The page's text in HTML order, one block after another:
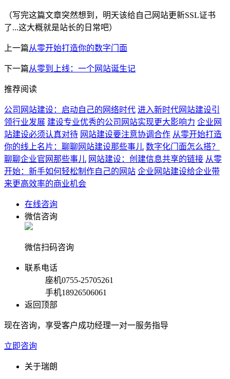
（写完这篇文章突然想到，明天该给自己网站更新SSL证书
了...这大概就是站长的日常吧）
上一篇从零开始打造你的数字门面
下一篇从零到上线：一个网站诞生记
推荐阅读
公司网站建设：启动自己的网络时代 进入新时代网站建设引
领行业发展 建设专业优秀的公司网站实现更大影响力 企业网
站建设必须认真对待 网站建设要注意协调合作 从零开始打造
你的线上名片：聊聊网站建设那些事儿 数字化门面怎么搭？
聊聊企业官网那些事儿 网站建设：创建信息共享的链接 从零
开始：新手如何轻松制作自己的网站 企业网站建设给企业带
来更高效率的商业机会
在线咨询
微信咨询
微信扫码咨询
联系电话
座机0755-25705261
手机18926506061
返回顶部
现在咨询，享受客户成功经理一对一服务指导
立即咨询
关于瑞朗